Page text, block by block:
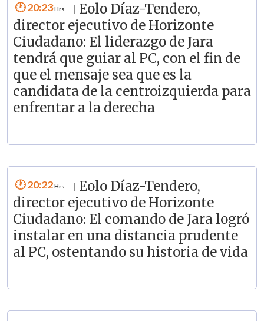
20:23
Eolo Díaz-Tendero,
director ejecutivo de Horizonte
Ciudadano: El liderazgo de Jara
tendrá que guiar al PC, con el fin de
que el mensaje sea que es la
candidata de la centroizquierda para
enfrentar a la derecha
20:22
Eolo Díaz-Tendero,
director ejecutivo de Horizonte
Ciudadano: El comando de Jara logró
instalar en una distancia prudente
al PC, ostentando su historia de vida